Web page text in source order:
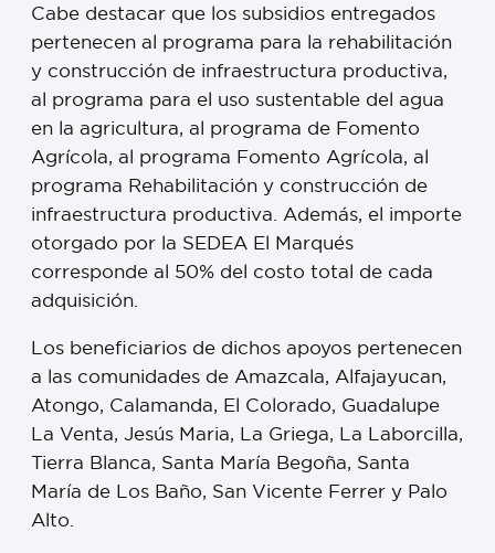
Cabe destacar que los subsidios entregados
pertenecen al programa para la rehabilitación
y construcción de infraestructura productiva,
al programa para el uso sustentable del agua
en la agricultura, al programa de Fomento
Agrícola, al programa Fomento Agrícola, al
programa Rehabilitación y construcción de
infraestructura productiva. Además, el importe
otorgado por la SEDEA El Marqués
corresponde al 50% del costo total de cada
adquisición.
Los beneficiarios de dichos apoyos pertenecen
a las comunidades de Amazcala, Alfajayucan,
Atongo, Calamanda, El Colorado, Guadalupe
La Venta, Jesús Maria, La Griega, La Laborcilla,
Tierra Blanca, Santa María Begoña, Santa
María de Los Baño, San Vicente Ferrer y Palo
Alto.